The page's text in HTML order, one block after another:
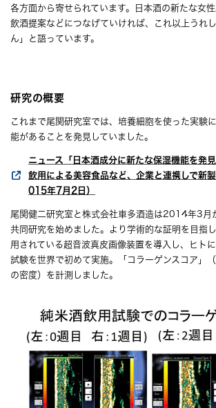
各方面から寄せられています。日本酒の新たな女
飲酒提案などにつなげていければ、これ以上うれ
ん」と語っています。
研究の概要
これまで尾関研究室では、培養細胞を使った実験
能があることを発見していました。
ニュース「日本酒成分に新たな保湿機能を発
飲用による美容食品など、企業と連携しで新
015年7月2日）
尾関健二研究室と株式会社車多酒造は2014年3月
共同研究を始めました。より学術的な証明を目指
用されている超音波真皮画像装置を導入し、ヒト
試験を世界で初めて実施。「コラーゲンスコア」
の密度）を計測しました。